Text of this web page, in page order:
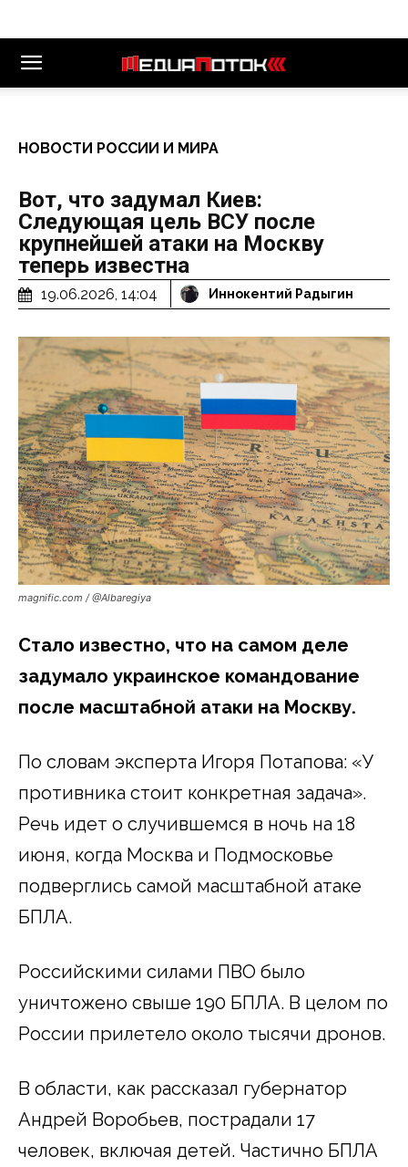
НОВОСТИ РОССИИ И МИРА
Вот, что задумал Киев:
Следующая цель ВСУ после
крупнейшей атаки на Москву
теперь известна
19.06.2026, 14:04 Иннокентий Радыгин
magnific.com / @Albaregiya
Стало известно, что на самом деле
задумало украинское командование
после масштабной атаки на Москву.
По словам эксперта Игоря Потапова: «У
противника стоит конкретная задача».
Речь идет о случившемся в ночь на 18
июня, когда Москва и Подмосковье
подверглись самой масштабной атаке
БПЛА.
Российскими силами ПВО было
уничтожено свыше 190 БПЛА. В целом по
России прилетело около тысячи дронов.
В области, как рассказал губернатор
Андрей Воробьев, пострадали 17
человек, включая детей. Частично БПЛА